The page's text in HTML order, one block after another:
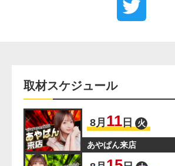
取材スケジュール
8月 11 日 火
あやぱん来店